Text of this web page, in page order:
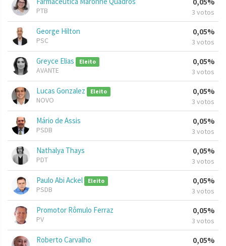
PTB 3 votos
George Hilton
PSC
0,05%
3 votos
Greyce Elias Eleito
AVANTE
0,05%
3 votos
Lucas Gonzalez Eleito
NOVO
0,05%
3 votos
Mário de Assis
PSDB
0,05%
3 votos
Nathalya Thays
PDT
0,05%
3 votos
Paulo Abi Ackel Eleito
PSDB
0,05%
3 votos
Promotor Rômulo Ferraz
PV
0,05%
3 votos
Roberto Carvalho 0,05%